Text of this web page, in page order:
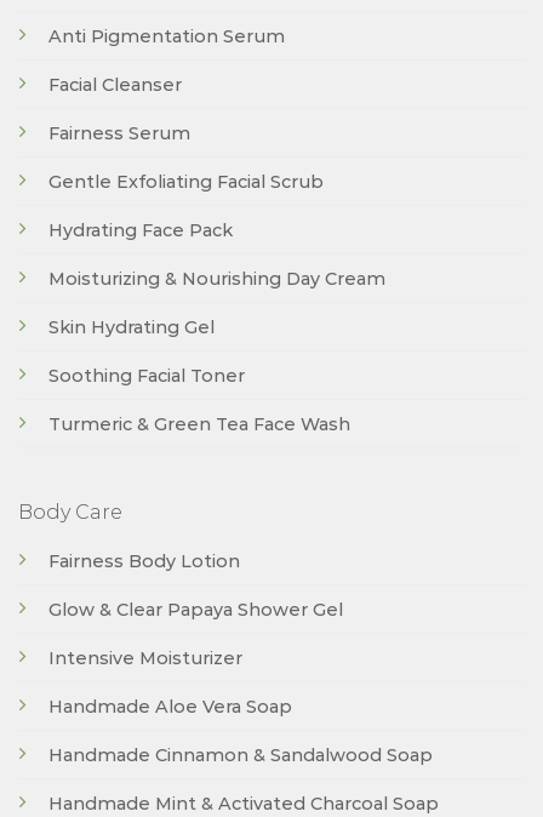
Anti Pigmentation Serum
Facial Cleanser
Fairness Serum
Gentle Exfoliating Facial Scrub
Hydrating Face Pack
Moisturizing & Nourishing Day Cream
Skin Hydrating Gel
Soothing Facial Toner
Turmeric & Green Tea Face Wash
Body Care
Fairness Body Lotion
Glow & Clear Papaya Shower Gel
Intensive Moisturizer
Handmade Aloe Vera Soap
Handmade Cinnamon & Sandalwood Soap
Handmade Mint & Activated Charcoal Soap